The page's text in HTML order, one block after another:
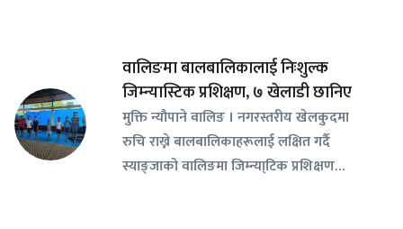
वालिङमा बालबालिकालाई निःशुल्क
जिम्न्यास्टिक प्रशिक्षण, ७ खेलाडी छानिए
​मुक्ति न्यौपाने वालिङ । नगरस्तरीय खेलकुदमा
रुचि राख्ने बालबालिकाहरूलाई लक्षित गर्दै
स्याङ्जाको वालिङमा जिम्न्या्टिक प्रशिक्षण…